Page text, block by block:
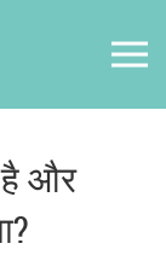
है और